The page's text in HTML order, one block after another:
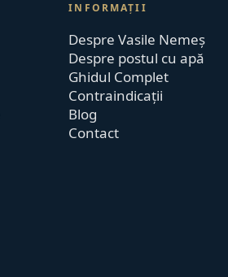
INFORMAȚII
Despre Vasile Nemeș
Despre postul cu apă
Ghidul Complet
Contraindicații
Blog
Contact